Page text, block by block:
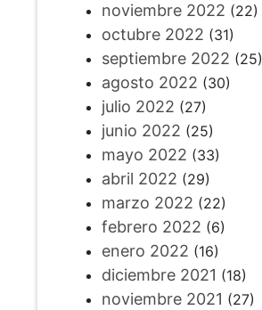
noviembre 2022 (22)
octubre 2022 (31)
septiembre 2022 (25)
agosto 2022 (30)
julio 2022 (27)
junio 2022 (25)
mayo 2022 (33)
abril 2022 (29)
marzo 2022 (22)
febrero 2022 (6)
enero 2022 (16)
diciembre 2021 (18)
noviembre 2021 (27)